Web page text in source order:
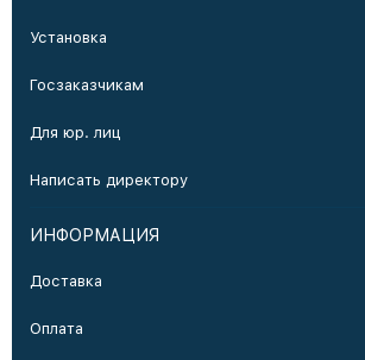
Установка
Госзаказчикам
Для юр. лиц
Написать директору
ИНФОРМАЦИЯ
Доставка
Оплата